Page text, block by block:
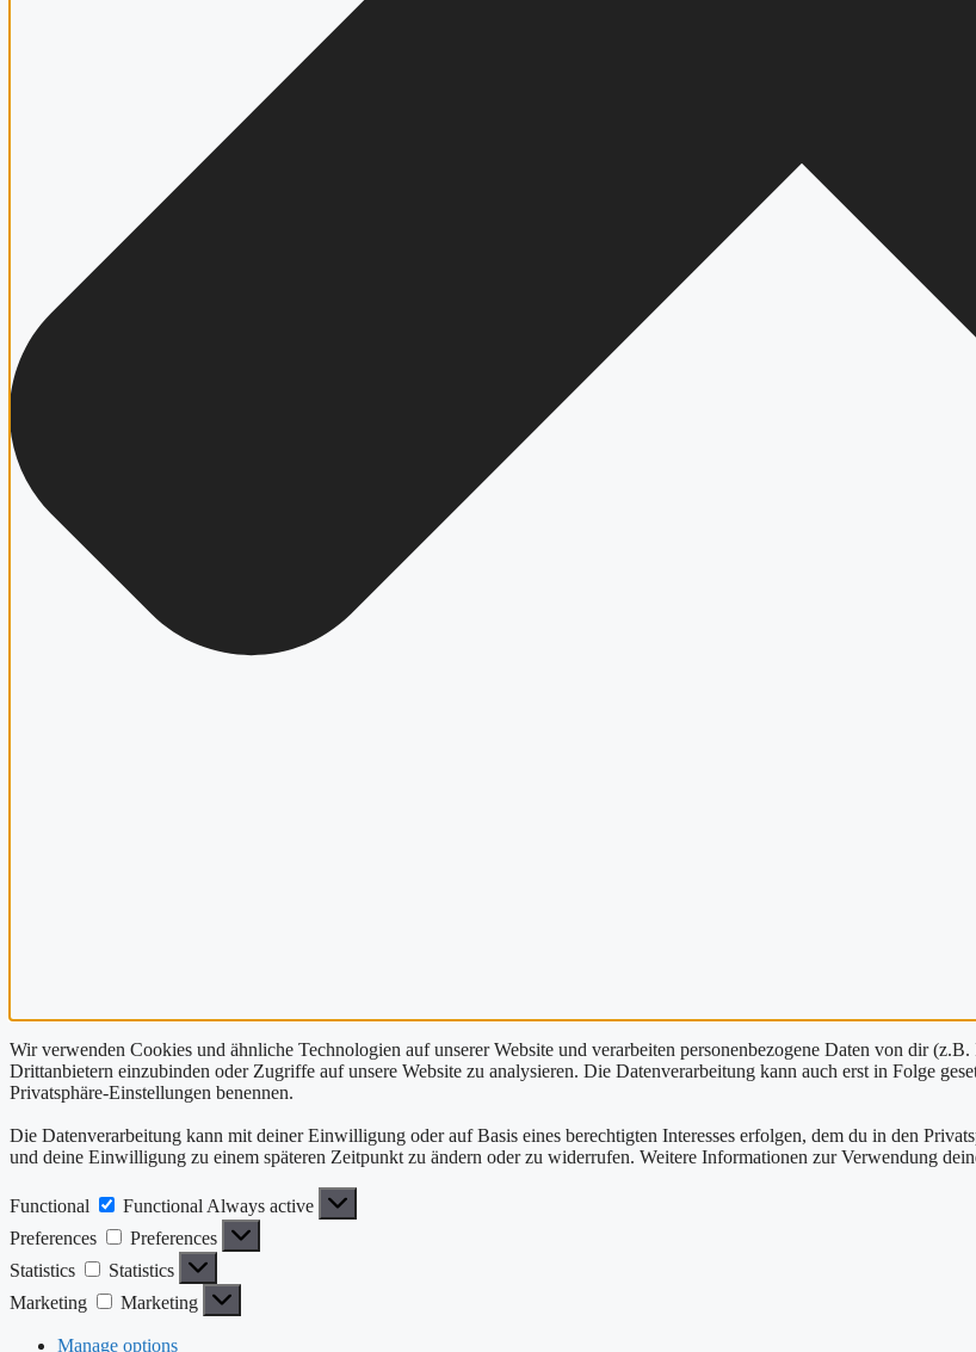
Wir verwenden Cookies und ähnliche Technologien auf unserer Website und verarbeiten personenbezogene Daten von dir
Drittanbietern einzubinden oder Zugriffe auf unsere Website zu analysieren. Die Datenverarbeitung kann auch erst in Folge
Privatsphäre-Einstellungen benennen.
Die Datenverarbeitung kann mit deiner Einwilligung oder auf Basis eines berechtigten Interesses erfolgen, dem du in den
und deine Einwilligung zu einem späteren Zeitpunkt zu ändern oder zu widerrufen. Weitere Informationen zur Verwendung
Functional Functional Always active
Preferences
Preferences
Statistics
Statistics
Marketing
Marketing
Manage options